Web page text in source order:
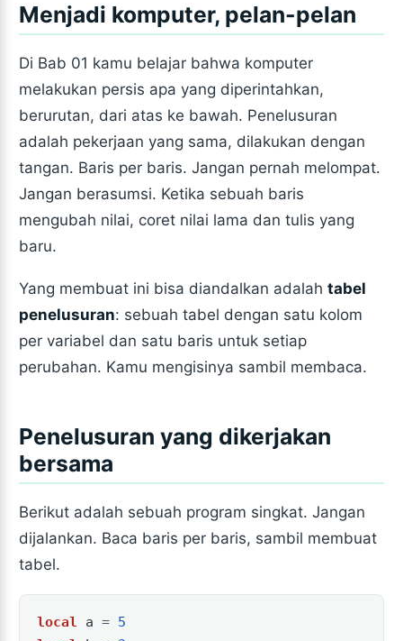
Menjadi komputer, pelan-pelan
Di Bab 01 kamu belajar bahwa komputer
melakukan persis apa yang diperintahkan,
berurutan, dari atas ke bawah. Penelusuran
adalah pekerjaan yang sama, dilakukan dengan
tangan. Baris per baris. Jangan pernah melompat.
Jangan berasumsi. Ketika sebuah baris
mengubah nilai, coret nilai lama dan tulis yang
baru.
Yang membuat ini bisa diandalkan adalahtabel
penelusuran: sebuah tabel dengan satu kolom
per variabel dan satu baris untuk setiap
perubahan. Kamu mengisinya sambil membaca.
Penelusuran yang dikerjakan
bersama
Berikut adalah sebuah program singkat. Jangan
dijalankan. Baca baris per baris, sambil membuat
tabel.
local a = 5